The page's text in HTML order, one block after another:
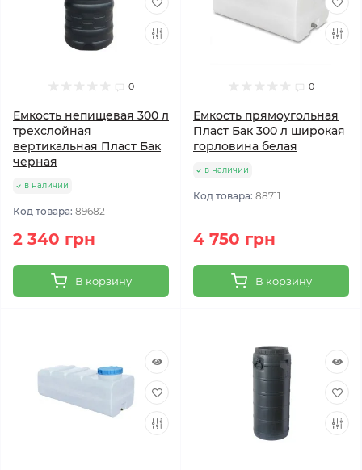
0
Емкость непищевая 300 л
трехслойная
вертикальная Пласт Бак
черная
в наличии
Код товара: 89682
2 340 грн
В корзину
0
Емкость прямоугольная
Пласт Бак 300 л широкая
горловина белая
в наличии
Код товара: 88711
4 750 грн
В корзину